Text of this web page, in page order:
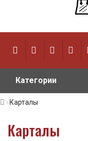
Категории
Карталы
Карталы